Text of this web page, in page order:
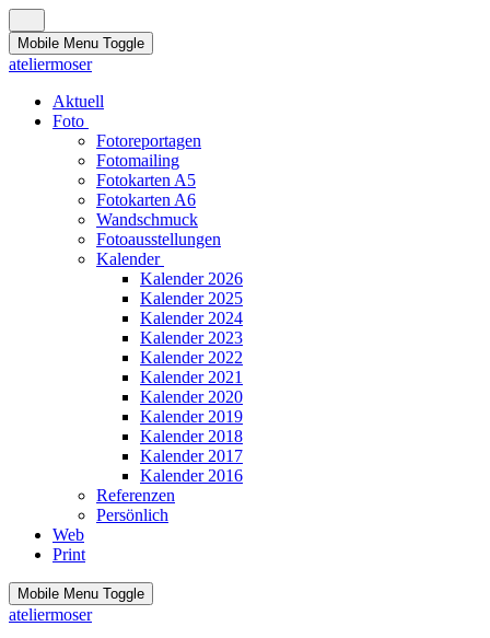
Mobile Menu Toggle
ateliermoser
Aktuell
Foto
Fotoreportagen
Fotomailing
Fotokarten A5
Fotokarten A6
Wandschmuck
Fotoausstellungen
Kalender
Kalender 2026
Kalender 2025
Kalender 2024
Kalender 2023
Kalender 2022
Kalender 2021
Kalender 2020
Kalender 2019
Kalender 2018
Kalender 2017
Kalender 2016
Referenzen
Persönlich
Web
Print
Mobile Menu Toggle
ateliermoser